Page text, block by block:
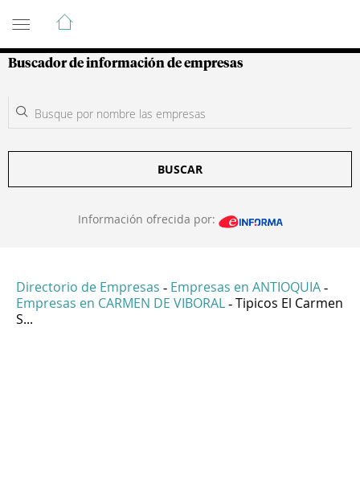
Guía de Empresas Colombianas
Buscador de información de empresas
BUSCAR
Información ofrecida por:
Directorio de Empresas - Empresas en ANTIOQUIA -
Empresas en CARMEN DE VIBORAL - Tipicos El Carmen
S...